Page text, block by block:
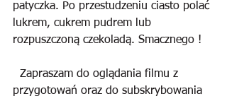
patyczka. Po przestudzeniu ciasto polać
lukrem, cukrem pudrem lub
rozpuszczoną czekoladą. Smacznego !
przygotowań oraz do subskrybowania